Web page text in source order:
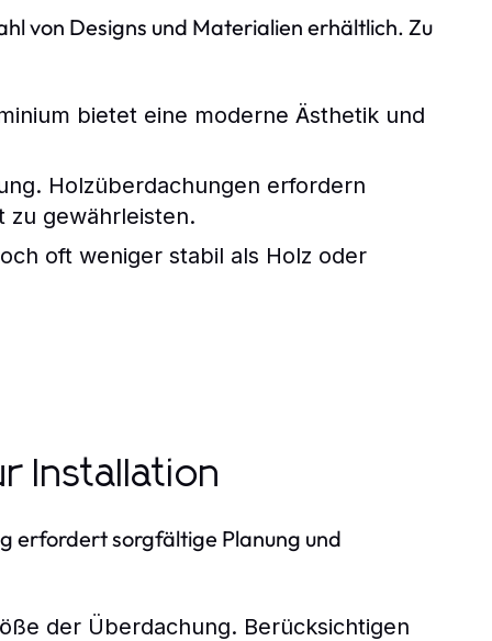
von Designs und Materialien erhältlich. Zu
bietet eine moderne Ästhetik und
Holzüberdachungen erfordern
zu gewährleisten.
oft weniger stabil als Holz oder
Installation
erfordert sorgfältige Planung und
der Überdachung. Berücksichtigen